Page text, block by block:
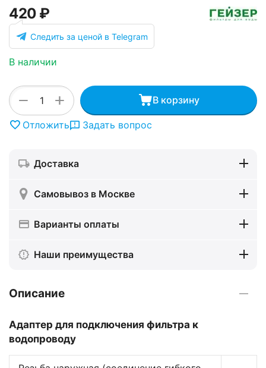
‍420‍ ₽
Следить за ценой в Telegram
В наличии
+
− В корзину
Отложить Задать вопрос
Доставка
Самовывоз в Москве
Варианты оплаты
Наши преимущества
Описание
Адаптер для подключения фильтра к
водопроводу